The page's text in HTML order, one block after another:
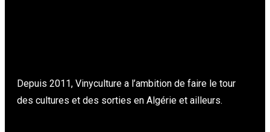
Depuis 2011, Vinyculture a l’ambition de faire le tour
des cultures et des sorties en Algérie et ailleurs.